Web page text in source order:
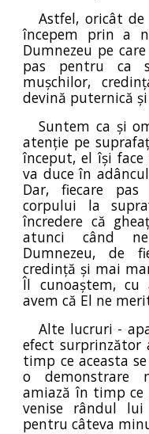
Astfel, oricât
începem prin a
Dumnezeu pe
pas pentru ca
mușchilor,
devină puternică
Suntem ca și
atenție pe
început, el își
va duce în
Dar, fiecare pas
corpului la
încredere că
atunci când
Dumnezeu, de
credință și mai
Îl cunoaștem,
avem că El ne
Alte lucruri -
efect surprinzător
timp ce aceasta
o demonstrare
amiază în timp
venise rândul
pentru câteva